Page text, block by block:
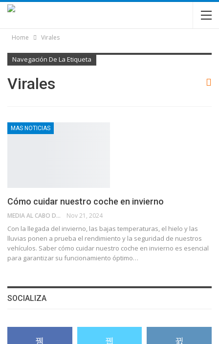
Home Virales
Navegación De La Etiqueta
Virales
MAS NOTICIAS
Cómo cuidar nuestro coche en invierno
MEDIA AL CABO DE LA CALLE Nov 21, 2024
Con la llegada del invierno, las bajas temperaturas, el hielo y las
lluvias ponen a prueba el rendimiento y la seguridad de nuestros
vehículos. Saber cómo cuidar nuestro coche en invierno es esencial
para garantizar su funcionamiento óptimo…
SOCIALIZA